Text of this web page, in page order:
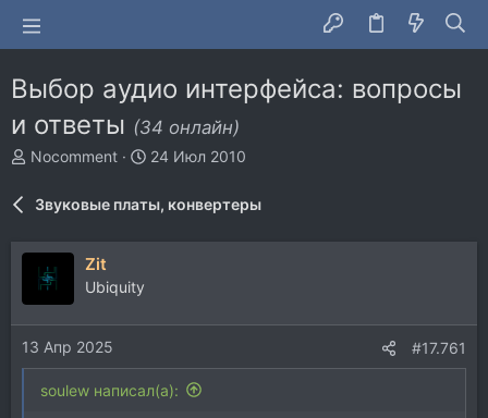
Выбор аудио интерфейса: вопросы
и ответы (34 онлайн)
А
т
р
т
Nocomment
Д
н
24 Июл 2010
Звуковые платы, конвертеры
Zit
Ubiquity
13 Апр 2025 #17.761
soulew написал(а):